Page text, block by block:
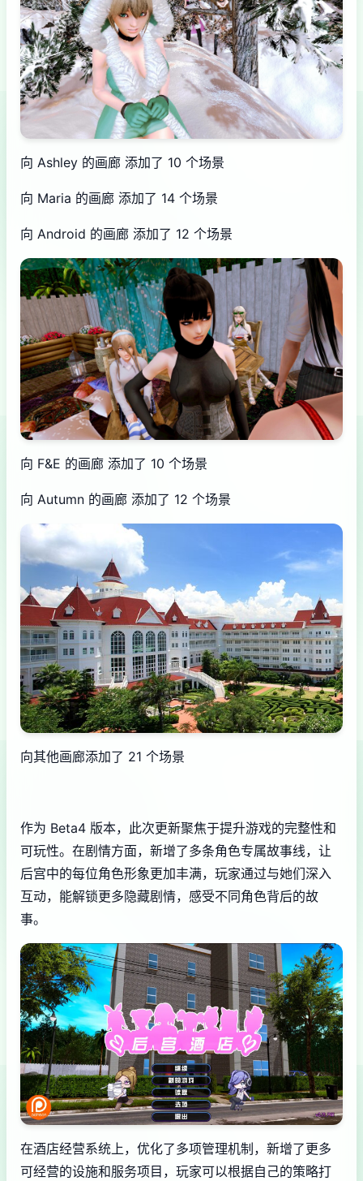
向 Ashley 的画廊 添加了 10 个场景
向 Maria 的画廊 添加了 14 个场景
向 Android 的画廊 添加了 12 个场景
向 F&E 的画廊 添加了 10 个场景
向 Autumn 的画廊 添加了 12 个场景
向其他画廊添加了 21 个场景
作为 Beta4 版本，此次更新聚焦于提升游戏的完整性和
可玩性。在剧情方面，新增了多条角色专属故事线，让
后宫中的每位角色形象更加丰满，玩家通过与她们深入
互动，能解锁更多隐藏剧情，感受不同角色背后的故
事。
在酒店经营系统上，优化了多项管理机制，新增了更多
可经营的设施和服务项目，玩家可以根据自己的策略打